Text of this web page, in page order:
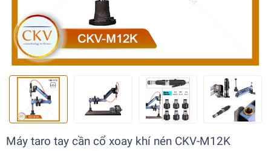
Máy taro tay cần cổ xoay khí nén CKV-M12K